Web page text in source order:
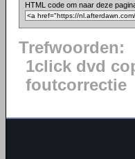
HTML code om naar deze
Trefwoorden:
1click dvd
foutcorrectie